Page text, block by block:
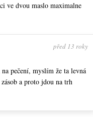
ve dvou maslo maximalne
před 13 roky
pečení, myslím že ta levná
a proto jdou na trh